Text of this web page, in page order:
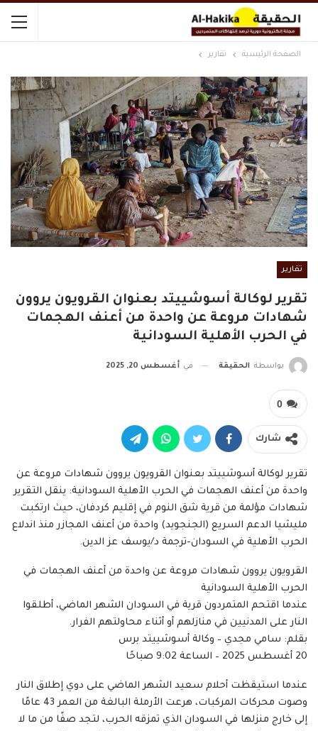
الصفحة الرئيسية تقارير
تقارير
تقرير لوكالة أسوشييتد بعنوان القرويون يروون
شهادات مروعة عن واحدة من أعنف الهجمات
في الحرب الأهلية السودانية
بواسطة الحقيقة في أغسطس 20, 2025
0
شارك
تقرير لوكالة أسوشييتد بعنوان القرويون يروون شهادات مروعة عن
واحدة من أعنف الهجمات في الحرب الأهلية السودانية: ينقل التقرير
شهادات مؤلمة من قرية شق النوم في إقليم كردفان، حيث ارتكبت
مليشيا الدعم السريع (الجنجويد) واحدة من أعنف المجازر منذ اندلاع
الحرب الأهلية في السودان-ترجمة د/يوسف عز الدين.
القرويون يروون شهادات مروعة عن واحدة من أعنف الهجمات في
الحرب الأهلية السودانية
عندما اقتحم المتمردون قرية في السودان الشهر الماضي، أطلقوا
النار على المدنيين في منازلهم أو أثناء محاولتهم الفرار.
بقلم: سامي مجدي – وكالة أسوشييتد برس
20 أغسطس 2025 – الساعة 9:02 صباحًا
عندما استيقظت أحلام سعيد الشهر الماضي على دوي إطلاق النار
وصوت محركات المركبات، هرعت الأرملة البالغة من العمر 43 عامًا
إلى خارج منزلها في السودان الذي تمزقه الحرب، لتجد صفًا من ما لا